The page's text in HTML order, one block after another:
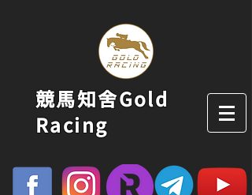
競馬知舍Gold
Racing